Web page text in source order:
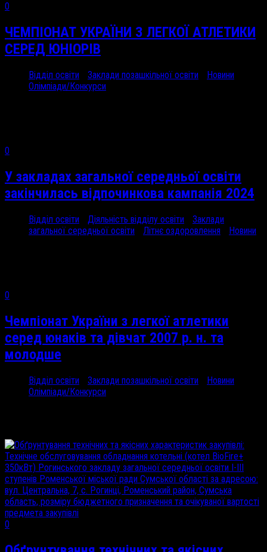
0
ЧЕМПІОНАТ УКРАЇНИ З ЛЕГКОЇ АТЛЕТИКИ
СЕРЕД ЮНІОРІВ
Відділ освіти Заклади позашкільної освіти Новини
Олімпіади/Конкурси
0
У закладах загальної середньої освіти
закінчилась відпочинкова кампанія 2024
Відділ освіти Діяльність відділу освіти
Заклади
загальної середньої освіти
Літнє оздоровлення
Новини
0
Чемпіонат України з легкої атлетики
серед юнаків та дівчат 2007 р. н. та
молодше
Відділ освіти Заклади позашкільної освіти Новини
Олімпіади/Конкурси
0